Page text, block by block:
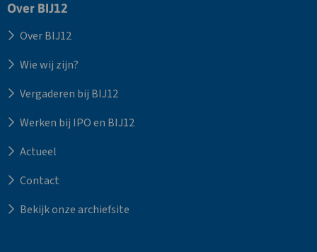
Over BIJ12
Over BIJ12
Wie wij zijn?
Vergaderen bij BIJ12
Werken bij IPO en BIJ12
Actueel
Contact
Bekijk onze archiefsite